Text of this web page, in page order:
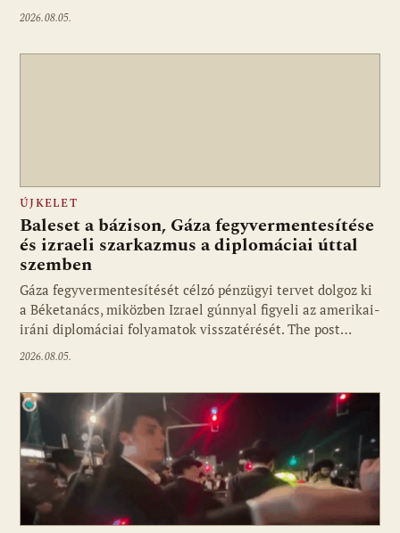
2026.08.05.
ÚJKELET
Baleset a bázison, Gáza fegyvermentesítése
és izraeli szarkazmus a diplomáciai úttal
szemben
Gáza fegyvermentesítését célzó pénzügyi tervet dolgoz ki
a Béketanács, miközben Izrael gúnnyal figyeli az amerikai-
iráni diplomáciai folyamatok visszatérését. The post…
2026.08.05.